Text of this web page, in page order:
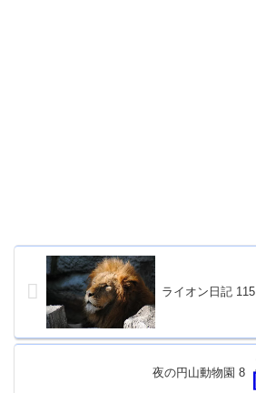
ライオン日記 115
夜の円山動物園 8